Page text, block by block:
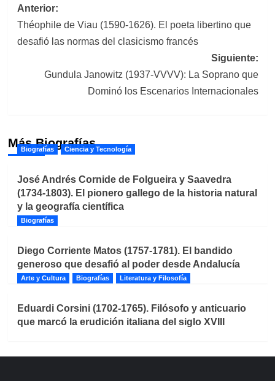
Navegación
de
Anterior:
Théophile de Viau (1590-1626). El poeta libertino que
desafió las normas del clasicismo francés
Siguiente:
Gundula Janowitz (1937-VVVV): La Soprano que
Dominó los Escenarios Internacionales
Más Biografías
Biografías Ciencia y Tecnología
José Andrés Cornide de Folgueira y Saavedra
(1734-1803). El pionero gallego de la historia natural
y la geografía científica
Biografías
Diego Corriente Matos (1757-1781). El bandido
generoso que desafió al poder desde Andalucía
Arte y Cultura Biografías Literatura y Filosofía
Eduardi Corsini (1702-1765). Filósofo y anticuario
que marcó la erudición italiana del siglo XVIII